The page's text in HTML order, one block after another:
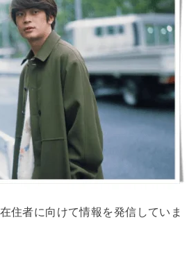
住者に向けて情報を発信していま